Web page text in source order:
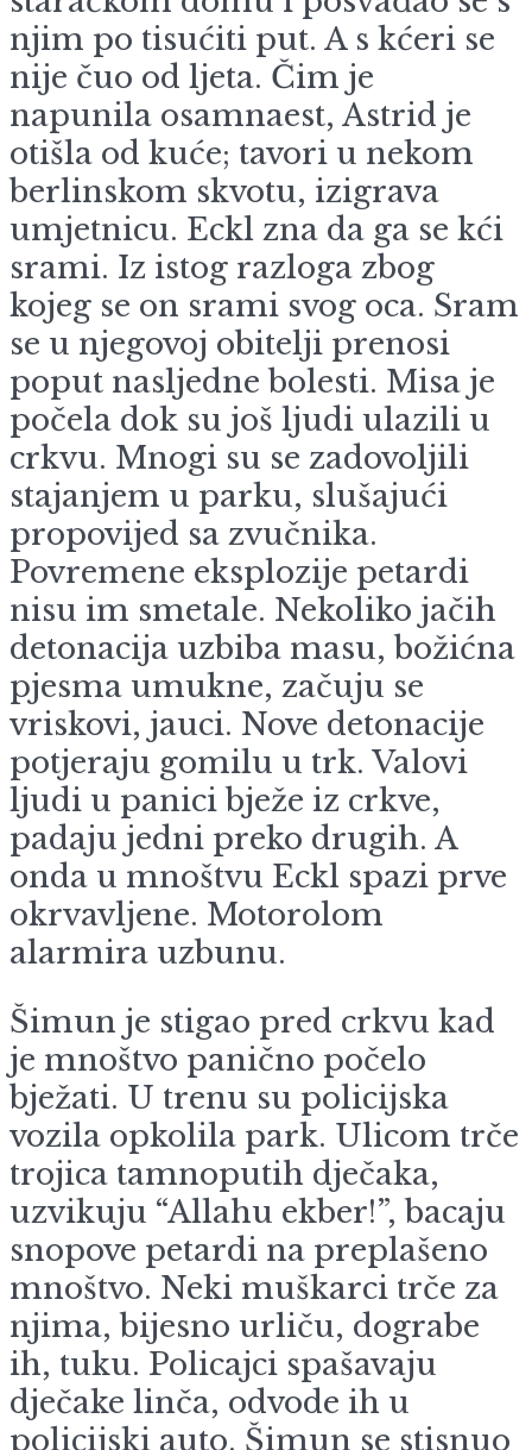
njim po tisućiti put. A s kćeri se
nije čuo od ljeta. Čim je
napunila osamnaest, Astrid je
otišla od kuće; tavori u nekom
berlinskom skvotu, izigrava
umjetnicu. Eckl zna da ga se kći
srami. Iz istog razloga zbog
kojeg se on srami svog oca. Sram
se u njegovoj obitelji prenosi
poput nasljedne bolesti. Misa je
počela dok su još ljudi ulazili u
crkvu. Mnogi su se zadovoljili
stajanjem u parku, slušajući
propovijed sa zvučnika.
Povremene eksplozije petardi
nisu im smetale. Nekoliko jačih
detonacija uzbiba masu, božićna
pjesma umukne, začuju se
vriskovi, jauci. Nove detonacije
potjeraju gomilu u trk. Valovi
ljudi u panici bježe iz crkve,
padaju jedni preko drugih. A
onda u mnoštvu Eckl spazi prve
okrvavljene. Motorolom
alarmira uzbunu.
Šimun je stigao pred crkvu kad
je mnoštvo panično počelo
bježati. U trenu su policijska
vozila opkolila park. Ulicom trče
trojica tamnoputih dječaka,
uzvikuju “Allahu ekber!”, bacaju
snopove petardi na preplašeno
mnoštvo. Neki muškarci trče za
njima, bijesno urliču, dograbe
ih, tuku. Policajci spašavaju
dječake linča, odvode ih u
policijski auto. Šimun se stisnuo